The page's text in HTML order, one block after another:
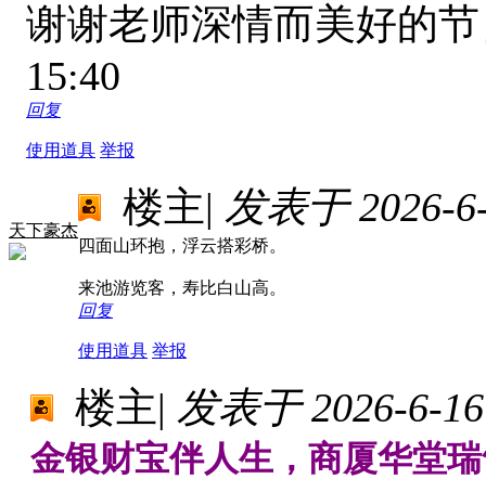
谢谢老师深情而美好的
15:40
回复
使用道具 举报
天下豪杰
楼主| 发表于 2026-
四面山环抱，浮云搭彩桥。
来池游览客，寿比白山高。
回复
使用道具 举报
楼主| 发表于 2026-6-
金银财宝伴人生，商厦华堂